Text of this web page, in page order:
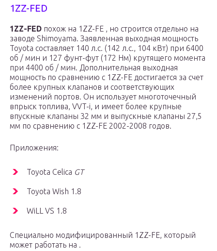
1ZZ-FED
1ZZ-FED похож на 1ZZ-FE , но строится отдельно на
заводе Shimoyama. Заявленная выходная мощность
Toyota составляет 140 л.с. (142 л.с., 104 кВт) при 6400
об / мин и 127 фунт-фут (172 Нм) крутящего момента
при 4400 об / мин. Дополнительная выходная
мощность по сравнению с 1ZZ-FE достигается за счет
более крупных клапанов и соответствующих
изменений портов. Он использует многоточечный
впрыск топлива, VVT-i, и имеет более крупные
впускные клапаны 32 мм и выпускные клапаны 27,5
мм по сравнению с 1ZZ-FE 2002-2008 годов.
Приложения:
Toyota Celica GT
Toyota Wish 1.8
WiLL VS 1.8
Специально модифицированный 1ZZ-FE, который
может работать на .